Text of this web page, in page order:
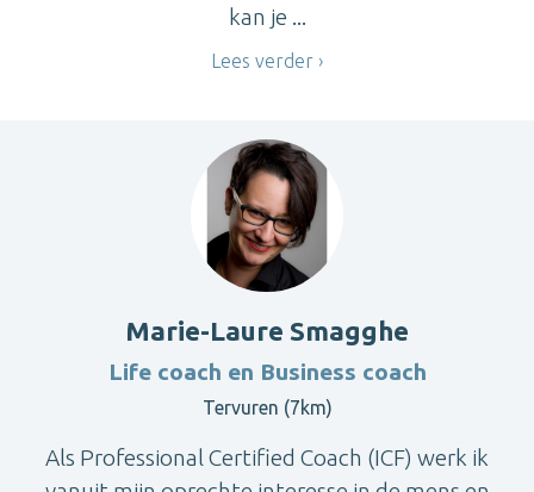
kan je ...
Lees verder
Marie-Laure Smagghe
Life coach en Business coach
Tervuren (7km)
Als Professional Certified Coach (ICF) werk ik